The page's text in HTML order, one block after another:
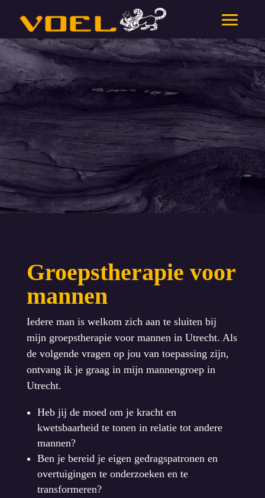
Groepstherapie voor
mannen
Iedere man is welkom zich aan te sluiten bij
mijn groepstherapie voor mannen in Utrecht. Als
de volgende vragen op jou van toepassing zijn,
ontvang ik je graag in mijn mannengroep in
Utrecht.
Heb jij de moed om je kracht en
kwetsbaarheid te tonen in relatie tot andere
mannen?
Ben je bereid je eigen gedragspatronen en
overtuigingen te onderzoeken en te
transformeren?